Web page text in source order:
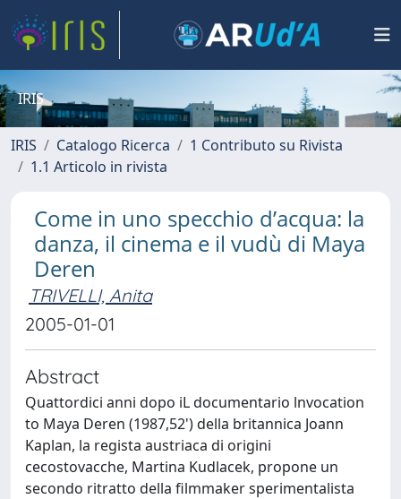
IRIS
IRIS Catalogo Ricerca
1 Contributo su Rivista
1.1 Articolo in rivista
Come in uno specchio d’acqua: la
danza, il cinema e il vudù di Maya
Deren
TRIVELLI, Anita
2005-01-01
Abstract
Quattordici anni dopo iL documentario lnvocation
to Maya Deren (1987,52') della britannica Joann
Kaplan, la regista austriaca di origini
cecostovacche, Martina Kudlacek, propone un
secondo ritratto della filmmaker sperimentalista